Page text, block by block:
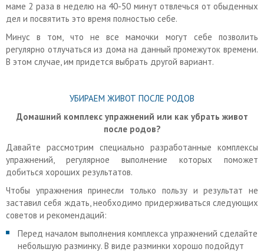
маме 2 раза в неделю на 40-50 минут отвлечься от обыденных
дел и посвятить это время полностью себе.
Минус в том, что не все мамочки могут себе позволить
регулярно отлучаться из дома на данный промежуток времени.
В этом случае, им придется выбрать другой вариант.
УБИРАЕМ ЖИВОТ ПОСЛЕ РОДОВ
Домашний комплекс упражнений или как убрать живот
после родов?
Давайте рассмотрим специально разработанные комплексы
упражнений, регулярное выполнение которых поможет
добиться хороших результатов.
Чтобы упражнения принесли только пользу и результат не
заставил себя ждать, необходимо придерживаться следующих
советов и рекомендаций:
Перед началом выполнения комплекса упражнений сделайте
небольшую разминку. В виде разминки хорошо подойдут